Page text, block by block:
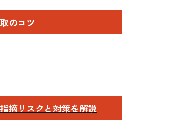
のコツ
摘リスクと対策を解説